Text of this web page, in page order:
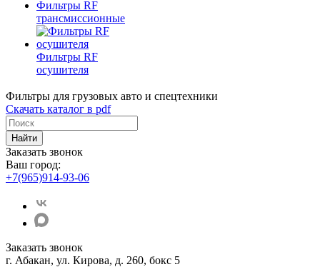
Фильтры RF
трансмиссионные
Фильтры RF
осушителя
Фильтры для грузовых авто и спецтехники
Скачать каталог в pdf
Найти
Заказать звонок
Ваш город:
+7(965)914-93-06
Заказать звонок
г. Абакан, ул. Кирова, д. 260, бокс 5